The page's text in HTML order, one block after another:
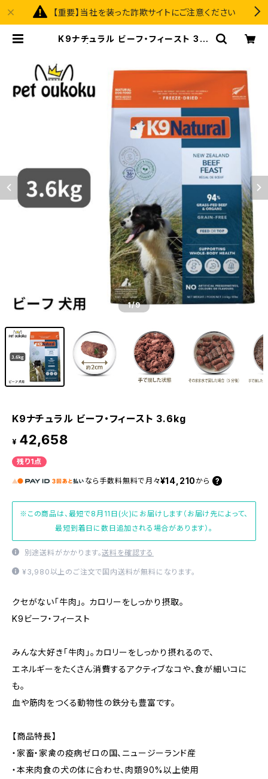
【重要】当社を装った詐欺サイトにご注意ください
K9ナチュラル ビーフ・フィースト 3.6
1/9
K9ナチュラル ビーフ・フィースト 3.6kg
¥ 42,658
残り1点
なら 手数料無料で 月々¥14,210 から
※この商品は、最短で8月11日(火)にお届けします（お届け先によって、
最短到着日に数日追加される場合があります）。
別途送料がかかります。送料を確認する
¥3,980以上のご注文で国内送料が無料になります。
クセがない「牛肉」。 カロリーをしっかり摂取。
K9ビーフ・フィースト
みんな大好き「牛肉」。カロリーをしっかり摂れるので、
エネルギーをたくさん消費するアクティブなコや、食が細いコに
も。
血や筋肉をつくる動物性の鉄分も豊富です。
【商品特長】
・家畜・家禽の疫病ゼロの国、ニュージーランド産
・本来肉食の犬の体に合わせ、肉類90%以上使用